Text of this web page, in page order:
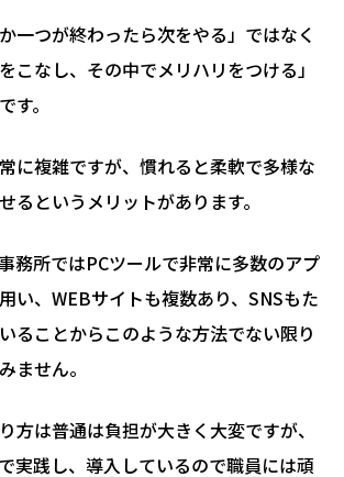
一つが終わったら次をやる」ではなく
こなし、その中でメリハリをつける」
す。
に複雑ですが、慣れると柔軟で多様な
るというメリットがあります。
務所ではPCツールで非常に多数のアプ
い、WEBサイトも複数あり、SNSもた
ることからこのような方法でない限り
ません。
方は普通は負担が大きく大変ですが、
実践し、導入しているので職員には頑